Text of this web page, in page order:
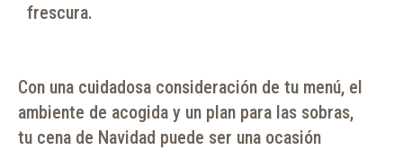
frescura.
Con una cuidadosa consideración de tu menú, el
ambiente de acogida y un plan para las sobras,
tu cena de Navidad puede ser una ocasión